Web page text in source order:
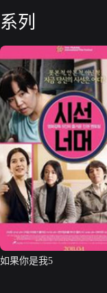
系列
如果你是我5